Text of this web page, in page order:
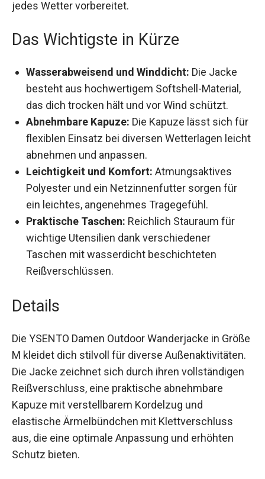
vorbereitet.
Das Wichtigste in Kürze
Wasserabweisend und Winddicht: Die Jacke
besteht aus hochwertigem Softshell-Material,
das dich trocken hält und vor Wind schützt.
Abnehmbare Kapuze: Die Kapuze lässt sich
für flexiblen Einsatz bei diversen Wetterlagen
leicht abnehmen und anpassen.
Leichtigkeit und Komfort: Atmungsaktives
Polyester und ein Netzinnenfutter sorgen für
ein leichtes, angenehmes Tragegefühl.
Praktische Taschen: Reichlich Stauraum für
wichtige Utensilien dank verschiedener
Taschen mit wasserdicht beschichteten
Reißverschlüssen.
Details
Die YSENTO Damen Outdoor Wanderjacke in
Größe M kleidet dich stilvoll für diverse
Außenaktivitäten. Die Jacke zeichnet sich durch
ihren vollständigen Reißverschluss, eine
praktische abnehmbare Kapuze mit
verstellbarem Kordelzug und elastische
Ärmelbündchen mit Klettverschluss aus, die eine
optimale Anpassung und erhöhten Schutz bieten.